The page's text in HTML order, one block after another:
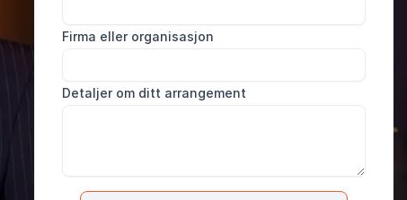
Firma eller organisasjon
Detaljer om ditt arrangement